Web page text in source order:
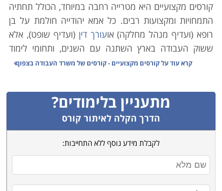
קורסים מקצועיים היא מטרייה רחבה במיוחד, הכולל תחתיה
התמחויות ומקצועות רבים. כל אמא יהודייה חולמת על בן
רופא (ועדיף מנהל מחלקה) אועורך דין (ועדיף שופט), אלא
ששוק העבודה בארץ השתנה עם השנים, ותחומי לימוד
אקדמיים רבים אינם מבטיחים עבודה יציבה ופרנסה בענף.
כמו כן ירידת קרנם (הבלתי-מוצדקת) של בתי הספר
המלמדים קורסים מקצועיים גרמה למחסור משמעותי במשק
בידיים עובדות ומיומנות בענפים שונים.
משרד הכלכלה הוא הגורם הממלכתי אשר מנסה לסייע
באיזון הנדרש, וגורמי המחקר הממונים בו פרסמו טבלה
זו אשר מנתחת את המקצועות השונים בהתאם לצרכי השוק,
הביקוש לעובדים והשכר על פי מקצועות. הנתונים בה
מצביעים במובהק על מגמות אשר ממילא מדובר בהן רבות.
קרא עוד עלקורסים מקצועיים - קורסים של משרד העבודה בצפון
מתעניין בלימודים?
הדרך הקלה לאיתור קורס
לקבלת מידע נוסף ללא התחייבות: